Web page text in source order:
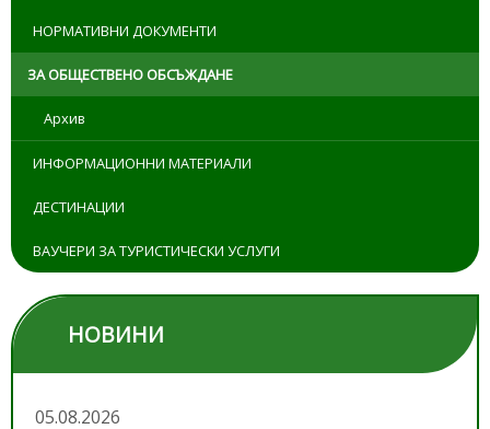
НОРМАТИВНИ ДОКУМЕНТИ
ЗА ОБЩЕСТВЕНО ОБСЪЖДАНЕ
Архив
ИНФОРМАЦИОННИ МАТЕРИАЛИ
ДЕСТИНАЦИИ
ВАУЧЕРИ ЗА ТУРИСТИЧЕСКИ УСЛУГИ
НОВИНИ
05.08.2026